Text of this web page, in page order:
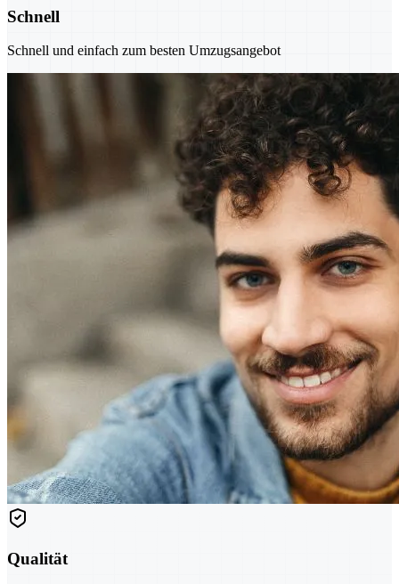
Schnell
Schnell und einfach zum besten Umzugsangebot
Qualität